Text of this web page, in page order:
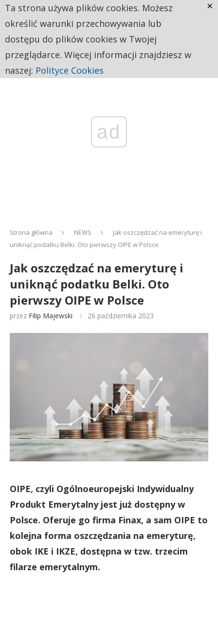
ad
Strona główna NEWS
Jak oszczędzać na emeryturę i
uniknąć podatku Belki. Oto pierwszy OIPE w Polsce
Jak oszczędzać na emeryturę i
uniknąć podatku Belki. Oto
pierwszy OIPE w Polsce
przez Filip Majewski 26 października 2023
OIPE, czyli Ogólnoeuropejski Indywidualny
Produkt Emerytalny jest już dostępny w
Polsce. Oferuje go firma Finax, a sam OIPE to
kolejna forma oszczędzania na emeryturę,
obok IKE i IKZE, dostępna w tzw. trzecim
filarze emerytalnym.
Ta strona używa plików cookies. Możesz
określić warunki przechowywania lub
dostępu do plików cookies w Twojej
przeglądarce. Więcej informacji znajdziesz w
naszej: Polityce Cookies
×